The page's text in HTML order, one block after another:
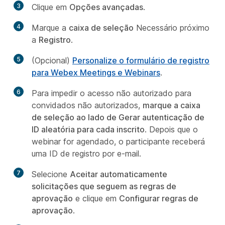
3 Clique em Opções avançadas.
4 Marque a caixa de seleção Necessário próximo
a Registro.
5 (Opcional) Personalize o formulário de registro
para Webex Meetings e Webinars.
6
Para impedir o acesso não autorizado para
convidados não autorizados, marque a caixa
de seleção ao lado de Gerar autenticação de
ID aleatória para cada inscrito. Depois que o
webinar for agendado, o participante receberá
uma ID de registro por e-mail.
7 Selecione Aceitar automaticamente
solicitações que seguem as regras de
aprovação e clique em Configurar regras de
aprovação.